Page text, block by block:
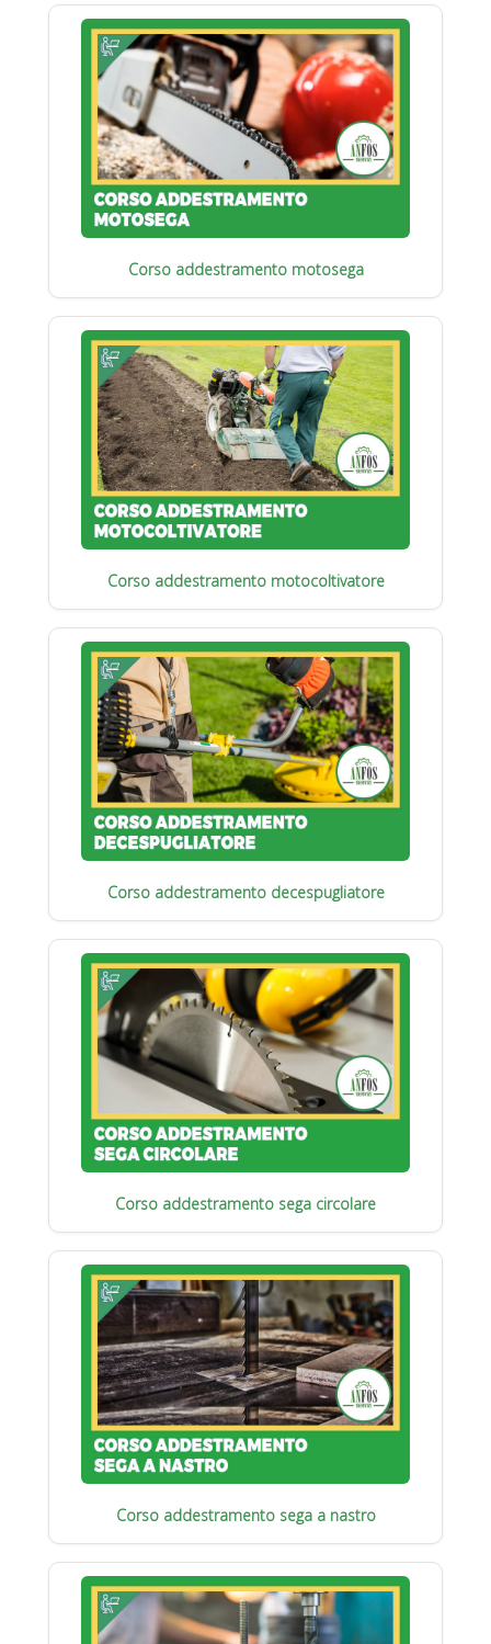
Corso addestramento motosega
Corso addestramento motocoltivatore
Corso addestramento decespugliatore
Corso addestramento sega circolare
Corso addestramento sega a nastro